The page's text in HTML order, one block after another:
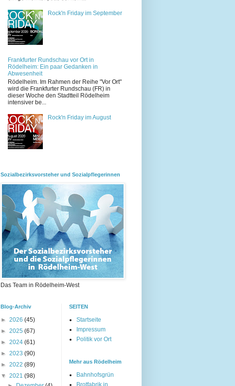
Rock'n Friday im September
Frankfurter Rundschau vor Ort in
Rödelheim: Ein paar Gedanken in
Abwesenheit
Rödelheim. Im Rahmen der Reihe "Vor Ort"
wird die Frankfurter Rundschau (FR) in
dieser Woche den Stadtteil Rödelheim
intensiver be...
Rock'n Friday im August
Sozialbezirksvorsteher und Sozialpflegerinnen
Das Team in Rödelheim-West
Blog-Archiv
► 2026 (45)
► 2025 (67)
► 2024 (61)
► 2023 (90)
► 2022 (89)
▼ 2021 (98)
SEITEN
Startseite
Impressum
Politik vor Ort
Mehr aus Rödelheim
Bahnhofsgrün
Brotfabrik in